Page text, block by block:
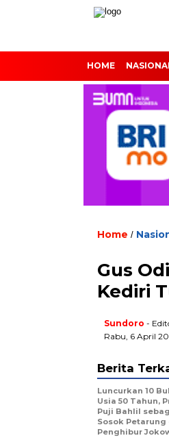
HOME
Home /
Gus
Kediri
Sundoro -
Rabu, 6 April
Berita
Luncurkan 10
Usia 50 Tahun,
Puji Bahlil
Sosok Petarung
Penghibur